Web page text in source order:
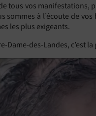
tous vos
sommes à l’écoute de
les plus exigeants.
des-Landes, c’est